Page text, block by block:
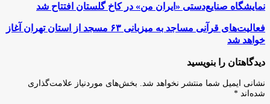
نمایشگاه
«ایران
من»
در
کاخ
گلستان
شد
نمایشگاه صنایع‌دستی «ایران من» در کاخ گلستان افتتاح شد
فعالیت‌های
قرآنی
مساجد
میزبانی
مسجد
از
فعالیت‌های قرآنی مساجد به میزبانی ۶۳ مسجد از استان تهران آغاز
خواهد شد
دیدگاهتان را بنویسید
نشانی ایمیل شما منتشر نخواهد شد. بخش‌های موردنیاز علامت‌گذاری
شده‌اند *